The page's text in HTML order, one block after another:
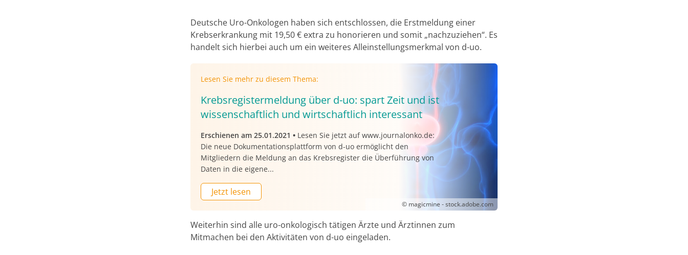
Deutsche Uro-Onkologen haben sich entschlossen, die Erstmeldung einer
Krebserkrankung mit 19,50 € extra zu honorieren und somit „nachzuziehen“. Es
handelt sich hierbei auch um ein weiteres Alleinstellungsmerkmal von d-uo.
Lesen Sie mehr zu diesem Thema:
Krebsregistermeldung über d-uo: spart Zeit und ist
wissenschaftlich und wirtschaftlich interessant
Erschienen am 25.01.2021 • Lesen Sie jetzt auf www.journalonko.de:
Die neue Dokumentationsplattform von d-uo ermöglicht den
Mitgliedern die Meldung an das Krebsregister die Überführung von
Daten in die eigene...
Jetzt lesen
© magicmine - stock.adobe.com
Weiterhin sind alle uro-onkologisch tätigen Ärzte und Ärztinnen zum
Mitmachen bei den Aktivitäten von d-uo eingeladen.